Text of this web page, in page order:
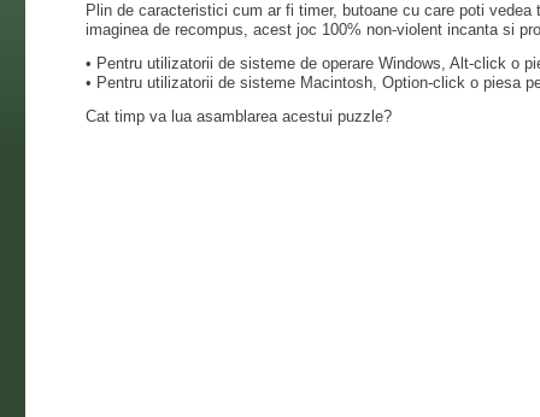
Plin de caracteristici cum ar fi timer, butoane cu care poti
imaginea de recompus, acest joc 100% non-violent incanta si
• Pentru utilizatorii de sisteme de operare Windows, Alt-click o
• Pentru utilizatorii de sisteme Macintosh, Option-click o piesa
Cat timp va lua asamblarea acestui puzzle?